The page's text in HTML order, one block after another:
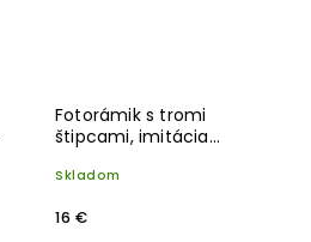
Fotorámik s tromi
štipcami, imitácia
ráme, na tri fotky
Skladom
16 €